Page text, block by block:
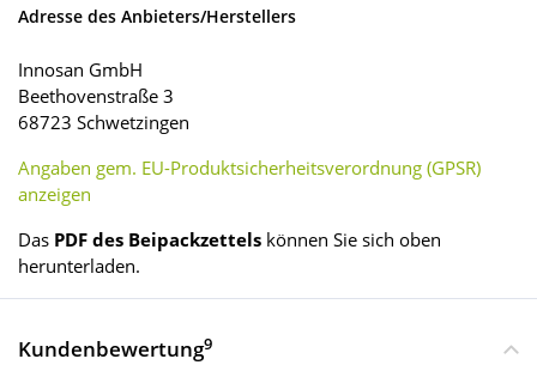
Adresse des Anbieters/Herstellers
Innosan GmbH
Beethovenstraße 3
68723 Schwetzingen
Angaben gem. EU-Produktsicherheitsverordnung (GPSR)
anzeigen
Das PDF des Beipackzettels können Sie sich oben
herunterladen.
Kundenbewertung9